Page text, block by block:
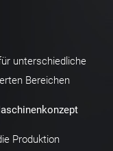
unterschiedliche
Bereichen
Produktion